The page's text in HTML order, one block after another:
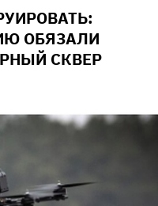
ОБЯЗАЛИ
СКВЕР